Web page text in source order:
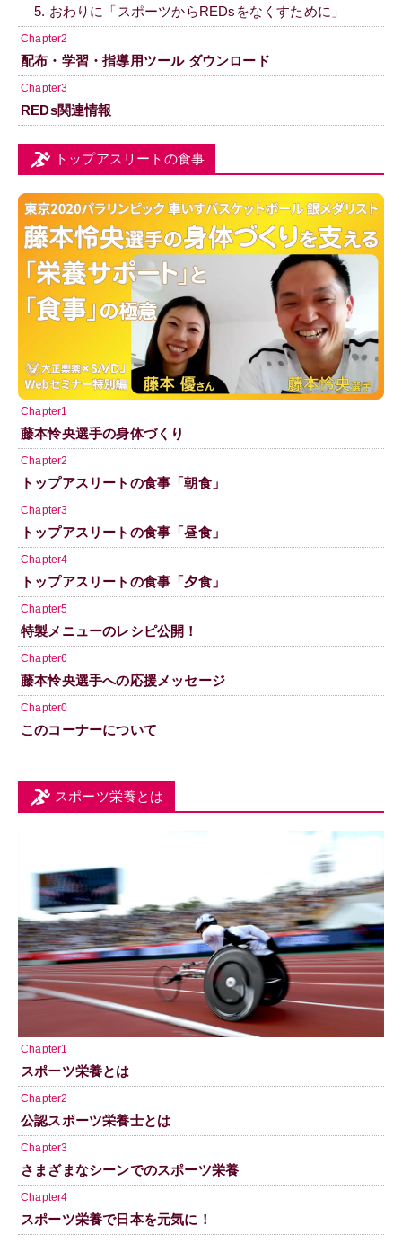
5. おわりに「スポーツからREDsをなくすために」
Chapter2
配布・学習・指導用ツール ダウンロード
Chapter3
REDs関連情報
トップアスリートの食事
Chapter1
藤本怜央選手の身体づくり
Chapter2
トップアスリートの食事「朝食」
Chapter3
トップアスリートの食事「昼食」
Chapter4
トップアスリートの食事「夕食」
Chapter5
特製メニューのレシピ公開！
Chapter6
藤本怜央選手への応援メッセージ
Chapter0
このコーナーについて
スポーツ栄養とは
Chapter1
スポーツ栄養とは
Chapter2
公認スポーツ栄養士とは
Chapter3
さまざまなシーンでのスポーツ栄養
Chapter4
スポーツ栄養で日本を元気に！